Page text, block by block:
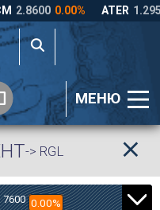
МЕНЮ
-> RGL
7600 0.00%